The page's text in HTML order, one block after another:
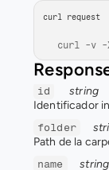
curl request
curl -v -
id
string
Identificador
folder
Path de la
name string